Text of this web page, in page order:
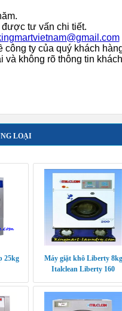
được tư vấn chi tiết.
công ty của quý khách
và không rõ thông tin khách
LOẠI
25kg
Máy giặt khô Liberty 8kg
Italclean Liberty 160